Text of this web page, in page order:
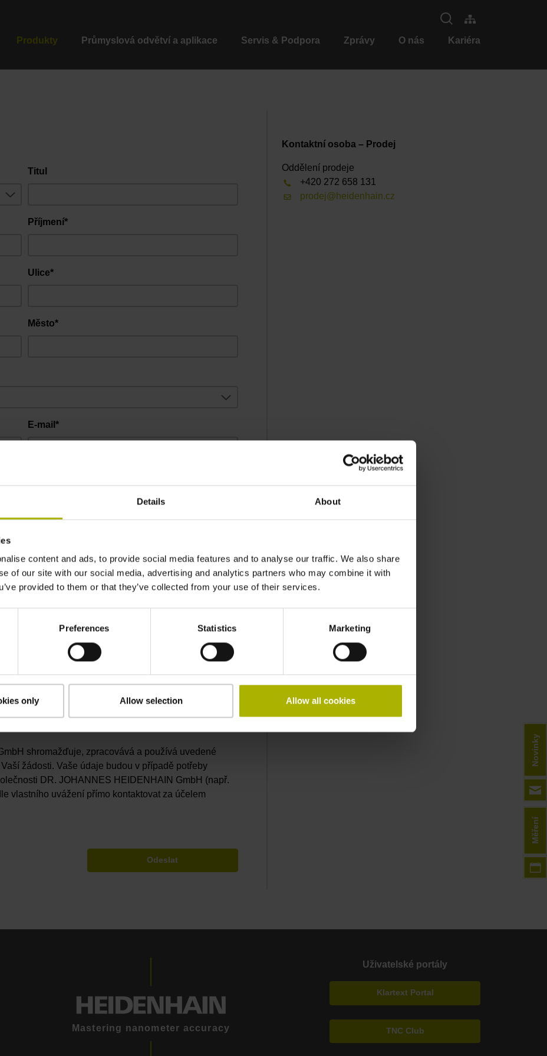
Details About
content and ads, to provide social media features and to analyse our traffic. We also share
of our site with our social media, advertising and analytics partners who may combine it with
provided to them or that they’ve collected from your use of their services.
Preferences Statistics Marketing
only Allow selection Allow all cookies
Produkty Průmyslová odvětví a aplikace Servis & Podpora Zprávy O nás Kariéra
Titul
Příjmení*
Ulice*
Město*
E-mail*
data akceptuji ho*
shromažďuje, zpracovává a používá uvedené
žádosti. Vaše údaje budou v případě potřeby
DR. JOHANNES HEIDENHAIN GmbH (např.
vlastního uvážení přímo kontaktovat za účelem
Odeslat
Kontaktní osoba – Prodej
Oddělení prodeje
+420 272 658 131
prodej@heidenhain.cz
Mastering nanometer accuracy
Uživatelské portály
Klartext Portal
TNC Club
Měření
Novinky